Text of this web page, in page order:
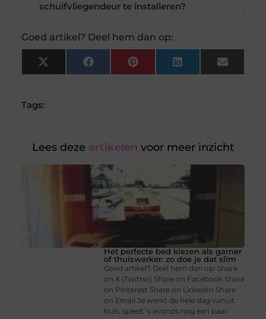
schuifvliegendeur te installeren?
Goed artikel? Deel hem dan op:
X
(Twitter)
FacebookPinterest LinkedIn Email
Tags:
Lees deze artikelen voor meer inzicht
Het perfecte bed kiezen als gamer
of thuiswerker: zo doe je dat slim
Goed artikel? Deel hem dan op: Share
on X (Twitter) Share on Facebook Share
on Pinterest Share on LinkedIn Share
on Email Je werkt de hele dag vanuit
huis, speelt ’s avonds nog een paar